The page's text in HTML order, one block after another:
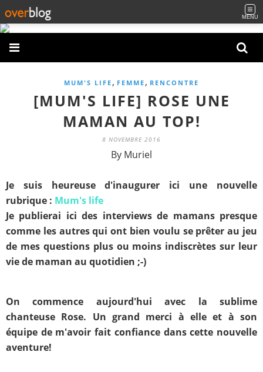
MENU
MUM'S LIFE , FEMME , RENCONTRE
[MUM'S LIFE] ROSE UNE
MAMAN AU TOP!
8 NOVEMBRE 2016
By Muriel
Je suis heureuse d'inaugurer ici une nouvelle
rubrique : Mum's life
Je publierai ici des interviews de mamans presque
comme les autres qui ont bien voulu se prêter au jeu
de mes questions plus ou moins indiscrètes sur leur
vie de maman au quotidien ;-)
On commence aujourd'hui avec la sublime
chanteuse Rose. Un grand merci à elle et à son
équipe de m'avoir fait confiance dans cette nouvelle
aventure!